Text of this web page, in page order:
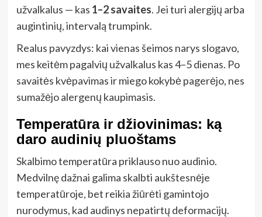
užvalkalus — kas 1–2 savaites. Jei turi alergijų arba
augintinių, intervalą trumpink.
Realus pavyzdys: kai vienas šeimos narys slogavo,
mes keitėm pagalvių užvalkalus kas 4–5 dienas. Po
savaitės kvėpavimas ir miego kokybė pagerėjo, nes
sumažėjo alergenų kaupimasis.
Temperatūra ir džiovinimas: ką
daro audinių pluoštams
Skalbimo temperatūra priklauso nuo audinio.
Medvilnę dažnai galima skalbti aukštesnėje
temperatūroje, bet reikia žiūrėti gamintojo
nurodymus, kad audinys nepatirtų deformacijų.